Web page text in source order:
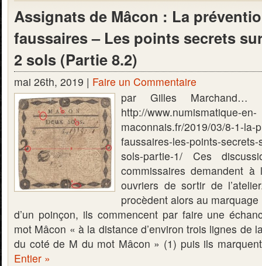
Assignats de Mâcon : La
faussaires – Les points secrets
2 sols (Partie 8.2)
mai 26th, 2019 | Faire un Commentaire
par Gilles Marchand…
http://www.numismatique-en-
maconnais.fr/2019/03/8-1-la-
faussaires-les-points-
sols-partie-1/ Ces
commissaires demandent à
ouvriers de sortir de
procèdent alors au marquage
d’un poinçon, ils commencent par faire une
mot Mâcon « à la distance d’environ trois lignes de
du coté de M du mot Mâcon » (1) puis ils
Entier »